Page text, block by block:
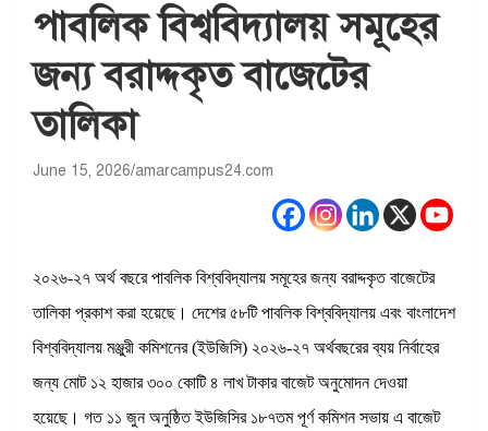
পাবলিক বিশ্ববিদ্যালয় সমূহের
জন্য বরাদ্দকৃত বাজেটের
তালিকা
June 15, 2026 amarcampus24.com
২০২৬-২৭ অর্থ বছরে পাবলিক বিশ্ববিদ্যালয় সমূহের জন্য বরাদ্দকৃত বাজেটের
তালিকা প্রকাশ করা হয়েছে। দেশের ৫৮টি পাবলিক বিশ্ববিদ্যালয় এবং বাংলাদেশ
বিশ্ববিদ্যালয় মঞ্জুরী কমিশনের (ইউজিসি) ২০২৬-২৭ অর্থবছরের ব্যয় নির্বাহের
জন্য মোট ১২ হাজার ৩০০ কোটি ৪ লাখ টাকার বাজেট অনুমোদন দেওয়া
হয়েছে। গত ১১ জুন অনুষ্ঠিত ইউজিসির ১৮৭তম পূর্ণ কমিশন সভায় এ বাজেট